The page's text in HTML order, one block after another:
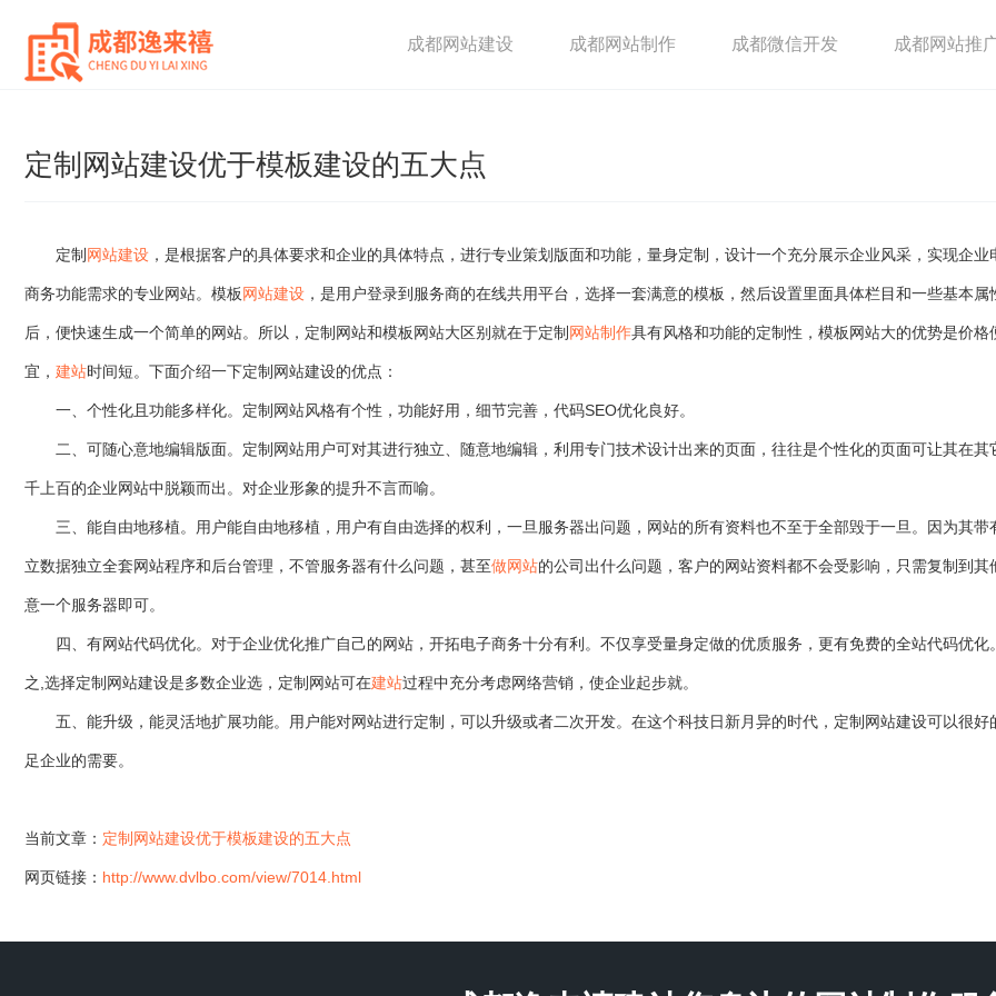
成都网站建设 成都网站制作 成都微信开发 成都网站推
定制网站建设优于模板建设的五大点
定制 网站建设 ，是根据客户的具体要求和企业的具体特点，进行专业策划版面和功能，量身定制，设计一个充分展示企业风采，实现企业
商务功能需求的专业网站。模板网站建设 ，是用户登录到服务商的在线共用平台，选择一套满意的模板，然后设置里面具体栏目和一些基本属
后，便快速生成一个简单的网站。所以，定制网站和模板网站大区别就在于定制 网站制作具有风格和功能的定制性，模板网站大的优势是价格
宜， 建站时间短。下面介绍一下定制网站建设的优点：
一、个性化且功能多样化。定制网站风格有个性，功能好用，细节完善，代码SEO优化良好。
二、可随心意地编辑版面。定制网站用户可对其进行独立、随意地编辑，利用专门技术设计出来的页面，往往是个性化的页面可让其在其
千上百的企业网站中脱颖而出。对企业形象的提升不言而喻。
三、能自由地移植。用户能自由地移植，用户有自由选择的权利，一旦服务器出问题，网站的所有资料也不至于全部毁于一旦。因为其带
立数据独立全套网站程序和后台管理，不管服务器有什么问题，甚至做网站的公司出什么问题，客户的网站资料都不会受影响，只需复制到其
意一个服务器即可。
四、有网站代码优化。对于企业优化推广自己的网站，开拓电子商务十分有利。不仅享受量身定做的优质服务，更有免费的全站代码优化
之,选择定制网站建设是多数企业选，定制网站可在建站过程中充分考虑网络营销，使企业起步就。
五、能升级，能灵活地扩展功能。用户能对网站进行定制，可以升级或者二次开发。在这个科技日新月异的时代，定制网站建设可以很好
足企业的需要。
当前文章： 定制网站建设优于模板建设的五大点
网页链接： http://www.dvlbo.com/view/7014.html